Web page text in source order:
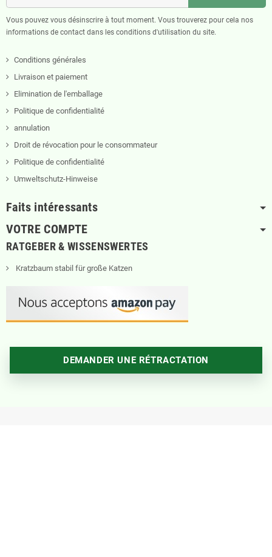
Vous pouvez vous désinscrire à tout moment. Vous trouverez pour cela nos
informations de contact dans les conditions d'utilisation du site.
Conditions générales
Livraison et paiement
Elimination de l'emballage
Politique de confidentialité
annulation
Droit de révocation pour le consommateur
Politique de confidentialité
Umweltschutz-Hinweise
Faits intéressants
VOTRE COMPTE
RATGEBER & WISSENSWERTES
Kratzbaum stabil für große Katzen
DEMANDER UNE RÉTRACTATION